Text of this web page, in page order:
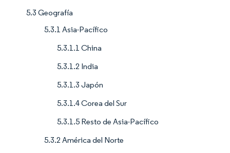
5.3 Geografía
5.3.1 Asia-Pacífico
5.3.1.1 China
5.3.1.2 India
5.3.1.3 Japón
5.3.1.4 Corea del Sur
5.3.1.5 Resto de Asia-Pacífico
5.3.2 América del Norte